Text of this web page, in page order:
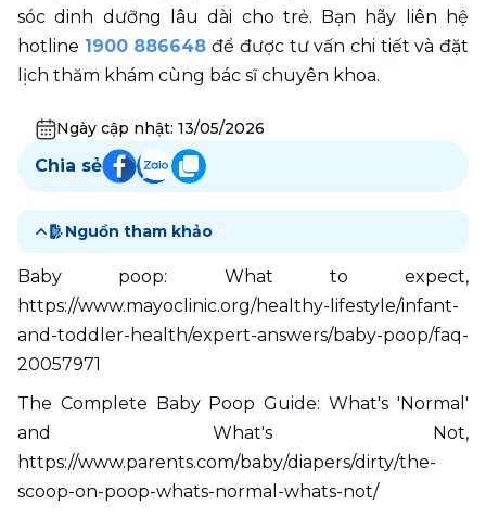
sóc dinh dưỡng lâu dài cho trẻ. Bạn hãy liên hệ
hotline 1900 886648 để được tư vấn chi tiết và đặt
lịch thăm khám cùng bác sĩ chuyên khoa.
Ngày cập nhật: 13/05/2026
Chia sẻ
Nguồn tham khảo
Baby poop: What to expect,
https://www.mayoclinic.org/healthy-lifestyle/infant-
and-toddler-health/expert-answers/baby-poop/faq-
20057971
The Complete Baby Poop Guide: What's 'Normal'
and What's Not,
https://www.parents.com/baby/diapers/dirty/the-
scoop-on-poop-whats-normal-whats-not/